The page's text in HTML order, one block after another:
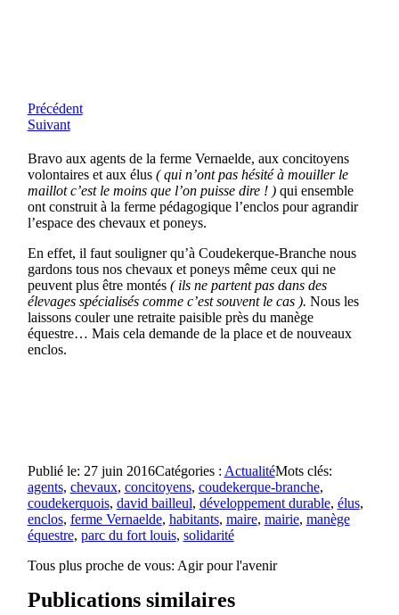
Précédent
Suivant
Bravo aux agents de la ferme Vernaelde, aux concitoyens
volontaires et aux élus( qui n’ont pas hésité à mouiller le
maillot c’est le moins que l’on puisse dire ! )qui ensemble
ont construit à la ferme pédagogique l’enclos pour agrandir
l’espace des chevaux et poneys.
En effet, il faut souligner qu’à Coudekerque-Branche nous
gardons tous nos chevaux et poneys même ceux qui ne
peuvent plus être montés( ils ne partent pas dans des
élevages spécialisés comme c’est souvent le cas ). Nous les
laissons couler une retraite paisible près du manège
équestre… Mais cela demande de la place et de nouveaux
enclos.
Publié le: 27 juin 2016Catégories : ActualitéMots clés:
agents, chevaux, concitoyens, coudekerque-branche,
coudekerquois, david bailleul, développement durable, élus,
enclos, ferme Vernaelde, habitants, maire, mairie, manège
équestre, parc du fort louis, solidarité
Tous plus proche de vous: Agir pour l'avenir
Publications similaires